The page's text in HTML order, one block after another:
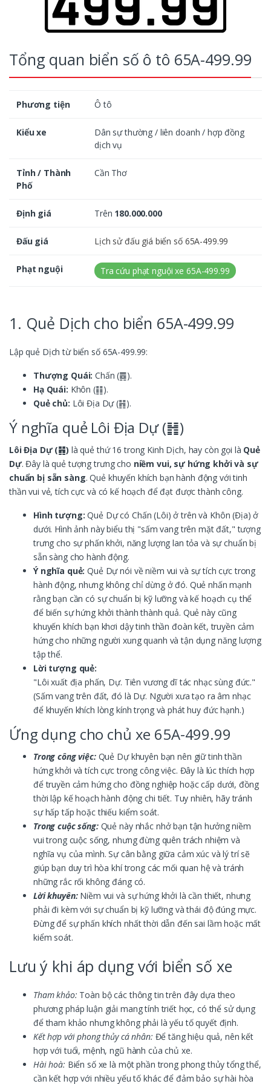
Tổng quan biển số ô tô 65A-499.99
Phương tiện Ô tô
Kiểu xe
Dân sự thường / liên doanh / hợp đồng
dịch vụ
Tỉnh / Thành
Phố
Cần Thơ
Định giá Trên 180.000.000
Đấu giá Lịch sử đấu giá biển số 65A-499.99
Phạt nguội Tra cứu phạt nguội xe 65A-499.99
1. Quẻ Dịch cho biển 65A-499.99
Lập quẻ Dịch từ biển số 65A-499.99:
Thượng Quái: Chấn (䷅).
Hạ Quái: Khôn (䷁).
Quẻ chủ: Lôi Địa Dự (䷏).
Ý nghĩa quẻ Lôi Địa Dự (䷏)
Lôi Địa Dự (䷏) là quẻ thứ 16 trong Kinh Dịch, hay còn gọi là Quẻ
Dự. Đây là quẻ tượng trưng cho niềm vui, sự hứng khởi và sự
chuẩn bị sẵn sàng. Quẻ khuyến khích bạn hành động với tinh
thần vui vẻ, tích cực và có kế hoạch để đạt được thành công.
Hình tượng: Quẻ Dự có Chấn (Lôi) ở trên và Khôn (Địa) ở
dưới. Hình ảnh này biểu thị "sấm vang trên mặt đất," tượng
trưng cho sự phấn khởi, năng lượng lan tỏa và sự chuẩn bị
sẵn sàng cho hành động.
Ý nghĩa quẻ: Quẻ Dự nói về niềm vui và sự tích cực trong
hành động, nhưng không chỉ dừng ở đó. Quẻ nhấn mạnh
rằng bạn cần có sự chuẩn bị kỹ lưỡng và kế hoạch cụ thể
để biến sự hứng khởi thành thành quả. Quẻ này cũng
khuyến khích bạn khơi dậy tinh thần đoàn kết, truyền cảm
hứng cho những người xung quanh và tận dụng năng lượng
tập thể.
Lời tượng quẻ:
"Lôi xuất địa phấn, Dự. Tiên vương dĩ tác nhạc sùng đức."
(Sấm vang trên đất, đó là Dự. Người xưa tạo ra âm nhạc
để khuyến khích lòng kính trọng và phát huy đức hạnh.)
Ứng dụng cho chủ xe 65A-499.99
Trong công việc:Quẻ Dự khuyên bạn nên giữ tinh thần
hứng khởi và tích cực trong công việc. Đây là lúc thích hợp
để truyền cảm hứng cho đồng nghiệp hoặc cấp dưới, đồng
thời lập kế hoạch hành động chi tiết. Tuy nhiên, hãy tránh
sự hấp tấp hoặc thiếu kiểm soát.
Trong cuộc sống:Quẻ này nhắc nhở bạn tận hưởng niềm
vui trong cuộc sống, nhưng đừng quên trách nhiệm và
nghĩa vụ của mình. Sự cân bằng giữa cảm xúc và lý trí sẽ
giúp bạn duy trì hòa khí trong các mối quan hệ và tránh
những rắc rối không đáng có.
Lời khuyên:Niềm vui và sự hứng khởi là cần thiết, nhưng
phải đi kèm với sự chuẩn bị kỹ lưỡng và thái độ đúng mực.
Đừng để sự phấn khích nhất thời dẫn đến sai lầm hoặc mất
kiểm soát.
Lưu ý khi áp dụng với biển số xe
Tham khảo: Toàn bộ các thông tin trên đây dựa theo
phương pháp luận giải mang tính triết học, có thể sử dụng
để tham khảo nhưng không phải là yếu tố quyết định.
Kết hợp với phong thủy cá nhân: Để tăng hiệu quả, nên kết
hợp với tuổi, mệnh, ngũ hành của chủ xe.
Hài hoà: Biển số xe là một phần trong phong thủy tổng thể,
cần kết hợp với nhiều yếu tố khác để đảm bảo sự hài hòa